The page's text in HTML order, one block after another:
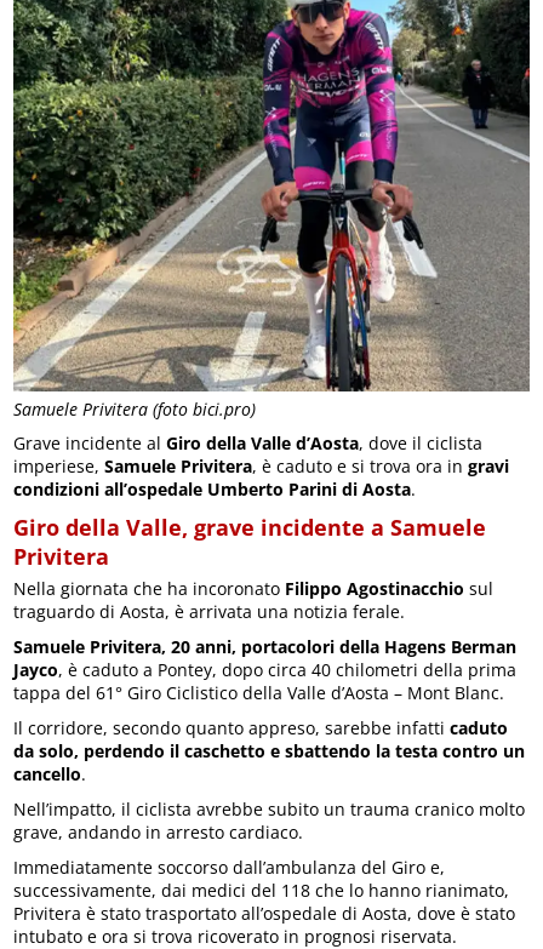
Samuele Privitera (foto bici.pro)
Grave incidente alGiro della Valle d’Aosta, dove il ciclista
imperiese,Samuele Privitera, è caduto e si trova ora ingravi
condizioni all’ospedale Umberto Parini di Aosta.
Giro della Valle, grave incidente a Samuele
Privitera
Nella giornata che ha incoronato Filippo Agostinacchio sul
traguardo di Aosta, è arrivata una notizia ferale.
Samuele Privitera, 20 anni, portacolori della Hagens Berman
Jayco, è caduto a Pontey, dopo circa 40 chilometri della prima
tappa del 61° Giro Ciclistico della Valle d’Aosta – Mont Blanc.
Il corridore, secondo quanto appreso, sarebbe infatticaduto
da solo, perdendo il caschetto e sbattendo la testa contro un
cancello.
Nell’impatto, il ciclista avrebbe subito un trauma cranico molto
grave, andando in arresto cardiaco.
Immediatamente soccorso dall’ambulanza del Giro e,
successivamente, dai medici del 118 che lo hanno rianimato,
Privitera è stato trasportato all’ospedale di Aosta, dove è stato
intubato e ora si trova ricoverato in prognosi riservata.